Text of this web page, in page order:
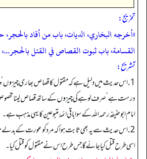
تخریج:
القسامة، باب ثبوت القصاص في القتل بالحجر...،
تشریح:
1. اس حدیث میں دلیل ہے کہ مقتول کا قصاص بھاری چیزوں‘
درست ہے‘ صرف لوہے کی چیزوں کے ساتھ قصاص لینا
امام ابوحنیفہ رحمہ اللہ کے سوا باقی ائمۂ متبوعین کا یہی مذہب ہے۔
2.اس حدیث سے یہ بھی ثابت ہوا کہ مرد کو عورت کے بدلے
اسی طرح قتل کیا جائے گا جس طرح اس نے مقتول کو قتل کیا۔